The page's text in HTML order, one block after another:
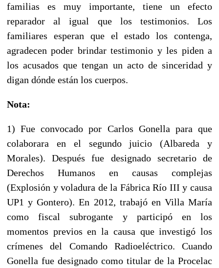
familias es muy importante, tiene un efecto
reparador al igual que los testimonios. Los
familiares esperan que el estado los contenga,
agradecen poder brindar testimonio y les piden a
los acusados que tengan un acto de sinceridad y
digan dónde están los cuerpos.
Nota:
1) Fue convocado por Carlos Gonella para que
colaborara en el segundo juicio (Albareda y
Morales). Después fue designado secretario de
Derechos Humanos en causas complejas
(Explosión y voladura de la Fábrica Río III y causa
UP1 y Gontero). En 2012, trabajó en Villa María
como fiscal subrogante y participó en los
momentos previos en la causa que investigó los
crímenes del Comando Radioeléctrico. Cuando
Gonella fue designado como titular de la Procelac